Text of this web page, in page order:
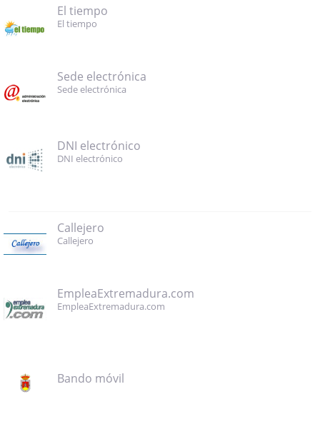
El tiempo
El tiempo
Sede electrónica
Sede electrónica
DNI electrónico
DNI electrónico
Callejero
Callejero
EmpleaExtremadura.com
EmpleaExtremadura.com
Bando móvil